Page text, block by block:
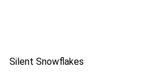
Silent Snowflakes